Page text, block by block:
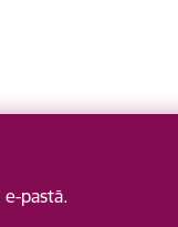
pastā.